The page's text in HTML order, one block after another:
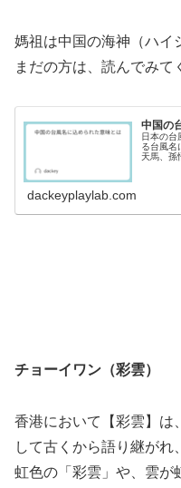
媽祖は中国の海神（ハイ
まだの方は、読んでみて
中国の
日本の台
る台風名
天馬、孫
dackeyplaylab.com
チョーイワン（彩雲）
香港において【彩雲】は、
して古くから語り継がれ
虹色の「彩雲」や、雲が